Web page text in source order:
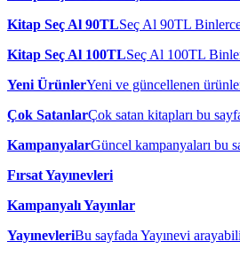
Kitap Seç Al 90TLSeç Al 90TL
Kitap Seç Al 100TLSeç Al 100TL
Yeni ÜrünlerYeni ve güncellenen
Çok SatanlarÇok satan kitapları bu
KampanyalarGüncel kampanyaları bu
Fırsat Yayınevleri
Kampanyalı Yayınlar
YayınevleriBu sayfada Yayınevi